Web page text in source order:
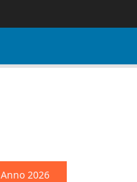
Anno 2026